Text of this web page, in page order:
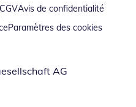
CGVAvis de confidentialité
Paramètres des cookies
AG